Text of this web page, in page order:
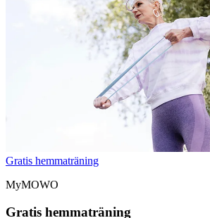
Gratis hemmaträning
MyMOWO
Gratis hemmaträning